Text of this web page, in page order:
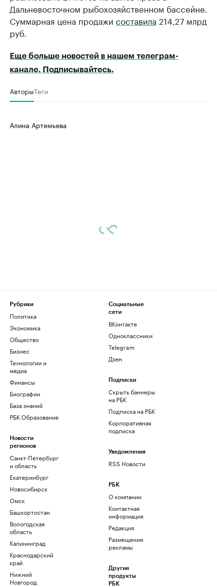
Дальневосточном рыбохозяйственном бассейне.
Суммарная цена продажи составила 214,27 млрд
руб.
Еще больше новостей в нашем телеграм-
канале. Подписывайтесь.
АвторыТеги
Алина Артемьева
Рубрики
Политика
Экономика
Общество
Бизнес
Технологии и
медиа
Финансы
Биографии
База знаний
РБК Образование
Новости
регионов
Санкт-Петербург
и область
Екатеринбург
Новосибирск
Омск
Башкортостан
Вологодская
область
Калининград
Краснодарский
край
Нижний
Новгород
Социальные
сети
ВКонтакте
Одноклассники
Telegram
Дзен
Подписки
Скрыть баннеры
на РБК
Подписка на РБК
Корпоративная
подписка
Уведомления
RSS Новости
РБК
О компании
Контактная
информация
Редакция
Размещение
рекламы
Другие
продукты
РБК